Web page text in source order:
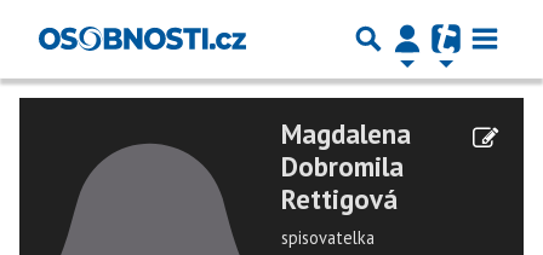
Magdalena
Dobromila
Rettigová
spisovatelka